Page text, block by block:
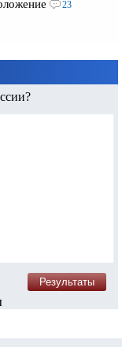
23